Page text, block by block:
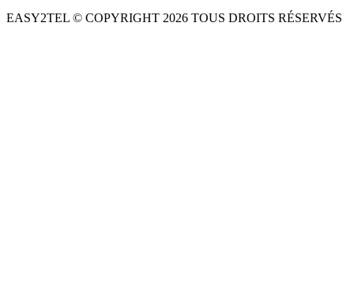
EASY2TEL © COPYRIGHT 2026 TOUS DROITS RÉSERVÉS